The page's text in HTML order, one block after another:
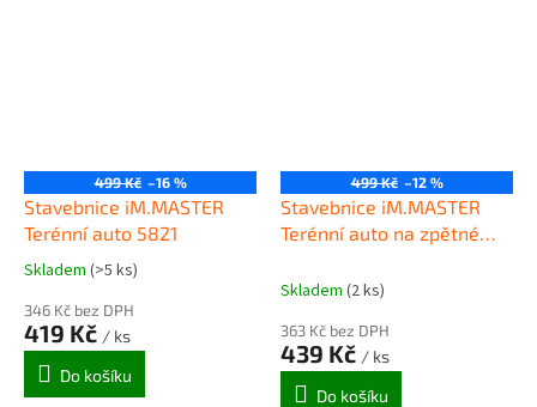
499 Kč –16 %
Stavebnice iM.MASTER
Terénní auto 5821
Průměrné
produktu
je
5,0
Skladem (>5 ks)
346 Kč bez DPH
419 Kč / ks
Do košíku
499 Kč –12 %
Stavebnice iM.MASTER
Terénní auto na zpětné
Skladem (2 ks)
363 Kč bez DPH
439 Kč / ks
Do košíku